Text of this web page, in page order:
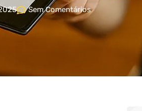
Sem Comentários